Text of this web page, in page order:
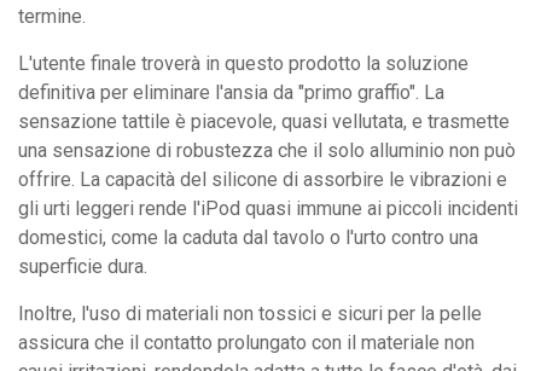
termine.
L'utente finale troverà in questo prodotto la soluzione
definitiva per eliminare l'ansia da "primo graffio". La
sensazione tattile è piacevole, quasi vellutata, e trasmette
una sensazione di robustezza che il solo alluminio non può
offrire. La capacità del silicone di assorbire le vibrazioni e
gli urti leggeri rende l'iPod quasi immune ai piccoli incidenti
domestici, come la caduta dal tavolo o l'urto contro una
superficie dura.
Inoltre, l'uso di materiali non tossici e sicuri per la pelle
assicura che il contatto prolungato con il materiale non